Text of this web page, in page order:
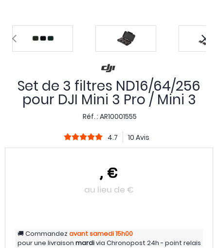
Set de 3 filtres ND16/64/256
pour DJI Mini 3 Pro / Mini 3
Réf. : AR10001555
4.7 10 Avis
, €
au lieu de €
Commandezavant samedi15h00
pour une livraison mardivia Chronopost 24h - point relais